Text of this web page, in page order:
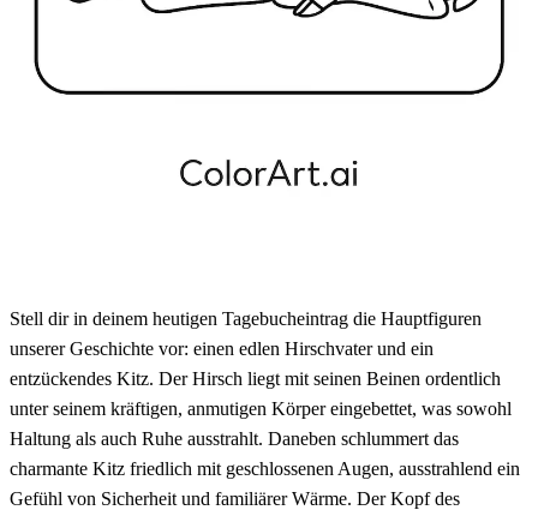
Stell dir in deinem heutigen Tagebucheintrag die Hauptfiguren
unserer Geschichte vor: einen edlen Hirschvater und ein
entzückendes Kitz. Der Hirsch liegt mit seinen Beinen ordentlich
unter seinem kräftigen, anmutigen Körper eingebettet, was sowohl
Haltung als auch Ruhe ausstrahlt. Daneben schlummert das
charmante Kitz friedlich mit geschlossenen Augen, ausstrahlend ein
Gefühl von Sicherheit und familiärer Wärme. Der Kopf des